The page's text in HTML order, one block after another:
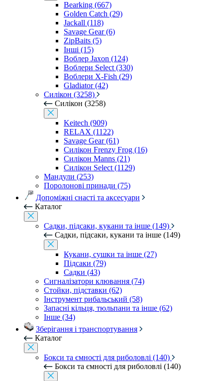
Bearking (667)
Golden Catch (29)
Jackall (118)
Savage Gear (6)
ZipBaits (5)
Інші (15)
Воблер Jaxon (124)
Воблери Select (330)
Воблери X-Fish (29)
Gladiator (42)
Силікон (3258)
Силікон (3258)
Keitech (909)
RELAX (1122)
Savage Gear (61)
Силікон Frenzy Frog (16)
Силікон Manns (21)
Силікон Select (1129)
Мандули (253)
Поролонові принади (75)
Допоміжні снасті та аксесуари
Каталог
Садки, підсаки, кукани та інше (149)
Садки, підсаки, кукани та інше (149)
Кукани, сушки та інше (27)
Підсаки (79)
Садки (43)
Сигналізатори клювання (74)
Стойки, підставки (62)
Інструмент рибальський (58)
Запасні кільця, тюльпани та інше (62)
Інше (34)
Зберігання і транспортування
Каталог
Бокси та ємності для риболовлі (140)
Бокси та ємності для риболовлі (140)